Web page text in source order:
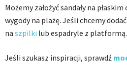
Możemy założyć sandały na
wygody na plażę. Jeśli chcemy
na szpilki lub espadryle z platformą.
Jeśli szukasz inspiracji, sprawdź